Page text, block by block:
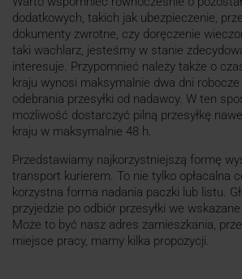
dodatkowych, takich jak ubezpieczenie,
dokumenty zwrotne, czy doręczenie
taki wachlarz, jesteśmy w stanie
interesuje. Przypomnieć należy także o
kraju wynosi maksymalnie dwa dni
odebrania przesyłki od nadawcy. W ten
możliwość dostarczyć pilną przesyłkę
kraju w maksymalnie 48 h.
Przedstawiamy najkorzystniejszą formę
transport kurierem. To nie tylko opłacalna
korzystna forma nadania paczki lub listu.
przyjedzie po odbiór przesyłki we
Może to być nasz adres zamieszkania,
miejsce pracy, mamy kilka propozycji.